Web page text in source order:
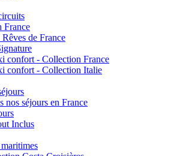
France
de France
confort - Collection France
confort - Collection Italie
nos séjours en France
Inclus